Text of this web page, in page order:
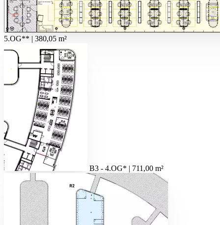
5.OG** | 380,05 m²
B3 - 4.OG* | 711,00 m²